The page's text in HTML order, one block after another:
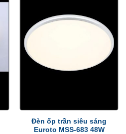
Đèn ốp trần siêu sáng
Euroto MSS-683 48W